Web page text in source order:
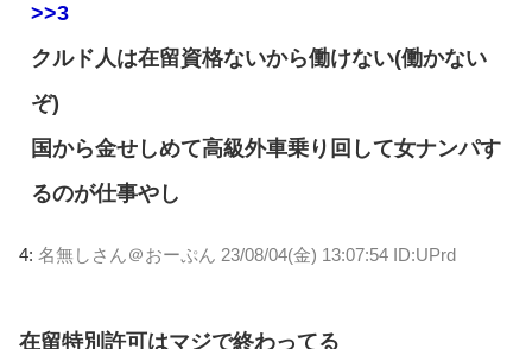
>>3
クルド人は在留資格ないから働けない(働かない
ぞ)
国から金せしめて高級外車乗り回して女ナンパす
るのが仕事やし
4: 名無しさん＠おーぷん 23/08/04(金) 13:07:54 ID:UPrd
在留特別許可はマジで終わってる